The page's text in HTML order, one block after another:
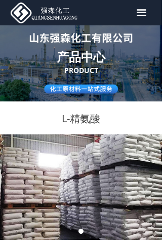
끀
首页
关于我们
产品中心
新闻资讯
联系我们
产品中心
PRODUCT
L-精氨酸